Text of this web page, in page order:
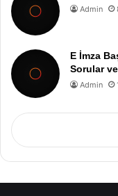
Admin
E İmza
Sorular
Admin